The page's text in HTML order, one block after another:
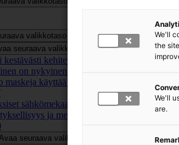
valikkotaso
seuraava valikkotaso
kehitetty maski on tärkeä?
on nykyinen ja tulevaisuuden kasvomaski?
maskeja käyttää uudelleen ja kierrättää?
sähkömekaaniset
ja merkityksettömyys
Avaa seuraava valikkotaso
We'll
the
We'll
are.